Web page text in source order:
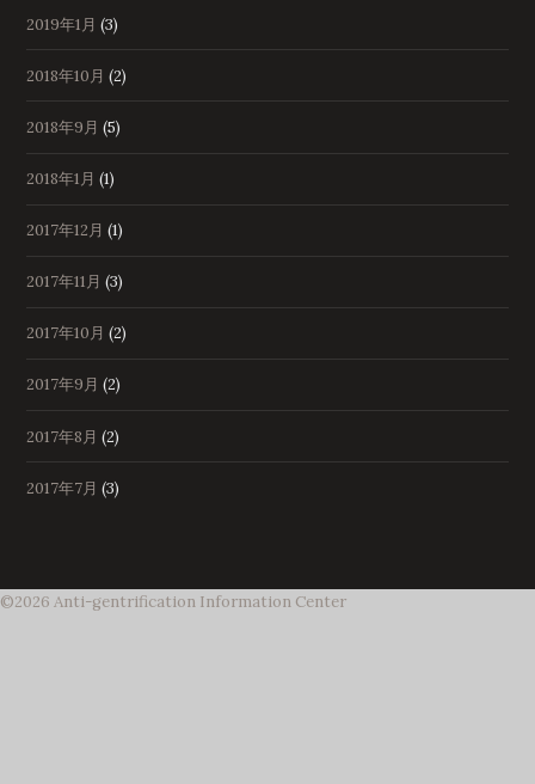
2019年1月 (3)
2018年10月 (2)
2018年9月 (5)
2018年1月 (1)
2017年12月 (1)
2017年11月 (3)
2017年10月 (2)
2017年9月 (2)
2017年8月 (2)
2017年7月 (3)
©2026 Anti-gentrification Information Center